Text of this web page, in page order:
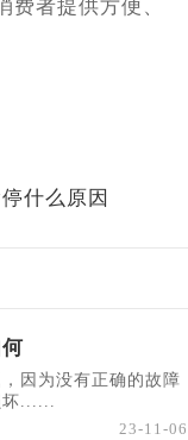
费者提供方便、
什么原因
因为没有正确的故障
坏......
23-11-06